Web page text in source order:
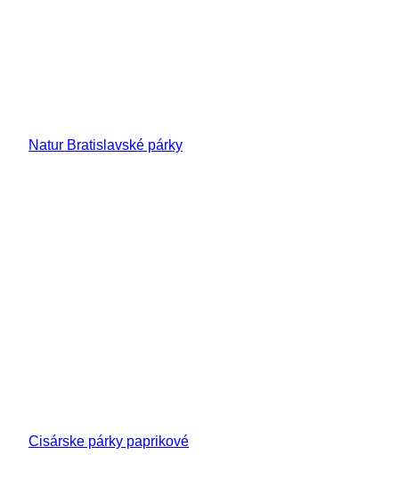
Natur Bratislavské párky
Cisárske párky paprikové